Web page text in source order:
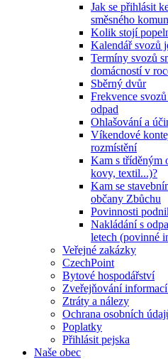
Jak se přihlásit
směsného
Kolik stojí
Kalendář svozů
Termíny svozů
domácností v
Sběrný dvůr
Frekvence
odpad
Ohlašování a
Víkendové
rozmístění
Kam s tříděným
kovy, textil...)?
Kam se
občany Zbůchu
Povinnosti
Nakládání s
letech (povinné
Veřejné zakázky
CzechPoint
Bytové hospodářství
Zveřejňování
Ztráty a nálezy
Ochrana osobních
Poplatky
Přihlásit pejska
Naše obec